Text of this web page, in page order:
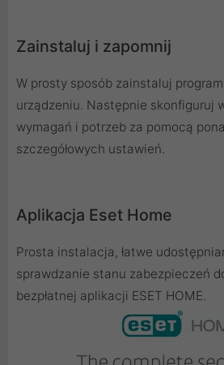
Zainstaluj i zapomnij
W prosty sposób zainstaluj
urządzeniu. Następnie skonfiguruj
wymagań i potrzeb za pomocą
szczegółowych ustawień.
Aplikacja Eset Home
Prosta instalacja, łatwe
sprawdzanie stanu zabezpieczeń
bezpłatnej aplikacji ESET HOME.